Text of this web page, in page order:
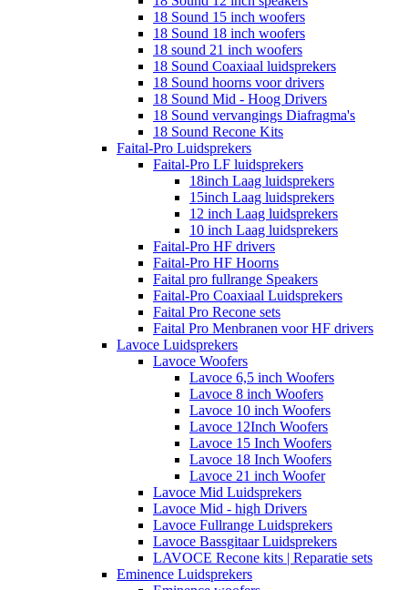
18 Sound 15 inch woofers
18 Sound 18 inch woofers
18 sound 21 inch woofers
18 Sound Coaxiaal luidsprekers
18 Sound hoorns voor drivers
18 Sound Mid - Hoog Drivers
18 Sound vervangings Diafragma's
18 Sound Recone Kits
Faital-Pro Luidsprekers
Faital-Pro LF luidsprekers
18inch Laag luidsprekers
15inch Laag luidsprekers
12 inch Laag luidsprekers
10 inch Laag luidsprekers
Faital-Pro HF drivers
Faital-Pro HF Hoorns
Faital pro fullrange Speakers
Faital-Pro Coaxiaal Luidsprekers
Faital Pro Recone sets
Faital Pro Menbranen voor HF drivers
Lavoce Luidsprekers
Lavoce Woofers
Lavoce 6,5 inch Woofers
Lavoce 8 inch Woofers
Lavoce 10 inch Woofers
Lavoce 12Inch Woofers
Lavoce 15 Inch Woofers
Lavoce 18 Inch Woofers
Lavoce 21 inch Woofer
Lavoce Mid Luidsprekers
Lavoce Mid - high Drivers
Lavoce Fullrange Luidsprekers
Lavoce Bassgitaar Luidsprekers
LAVOCE Recone kits | Reparatie sets
Eminence Luidsprekers